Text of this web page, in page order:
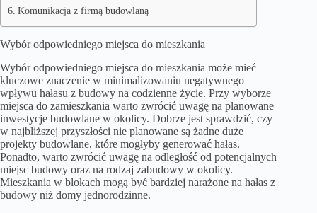
Komunikacja z firmą budowlaną
Wybór odpowiedniego miejsca do mieszkania
Wybór odpowiedniego miejsca do mieszkania może mieć
kluczowe znaczenie w minimalizowaniu negatywnego
wpływu hałasu z budowy na codzienne życie. Przy wyborze
miejsca do zamieszkania warto zwrócić uwagę na planowane
inwestycje budowlane w okolicy. Dobrze jest sprawdzić, czy
w najbliższej przyszłości nie planowane są żadne duże
projekty budowlane, które mogłyby generować hałas.
Ponadto, warto zwrócić uwagę na odległość od potencjalnych
miejsc budowy oraz na rodzaj zabudowy w okolicy.
Mieszkania w blokach mogą być bardziej narażone na hałas z
budowy niż domy jednorodzinne.